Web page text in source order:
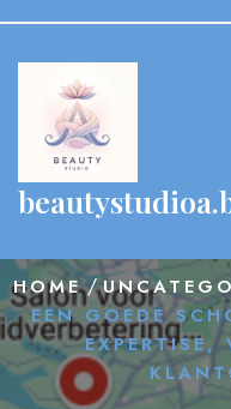
content
HOME/
EEN GOEDE
EXPERTISE,